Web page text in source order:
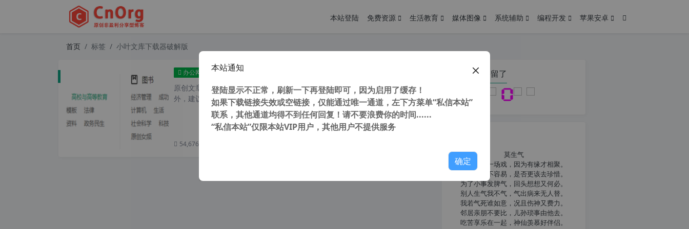
本站登陆 免费资源 生活教育 媒体图像 系统辅助 编程开发 苹果安卓
首页 标签 小叶文库下载器破解版
办公网络 最新最全文库下载神器，免费下载全网文库，冰点文库、松鼠办公和小叶文库下载器
原创文章，转载请注明： 转载自cnorg.12hp.de 注意：由于网站空间位于国
外，建议避开晚上的访问高峰期...
54,676 次浏览
您在本页停留了
莫生气
人生就像一场戏，因为有缘才相聚。
相扶到老不容易，是否更该去珍惜。
为了小事发脾气，回头想想又何必。
别人生气我不气，气出病来无人替。
我若气死谁如意，况且伤神又费力。
邻居亲朋不要比，儿孙琐事由他去。
吃苦享乐在一起，神仙羡慕好伴侣。
本站通知
登陆显示不正常，刷新一下再登陆即可，因为启用了缓存！
如果下载链接失效或空链接，仅能通过唯一通道，左下方菜单“私信本站”
联系，其他通道均得不到任何回复！请不要浪费你的时间......
“私信本站”仅限本站VIP用户，其他用户不提供服务
确定